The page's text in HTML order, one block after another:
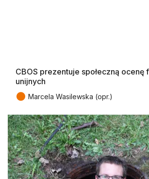
CBOS prezentuje społeczną ocenę
unijnych
● Marcela Wasilewska (opr.)